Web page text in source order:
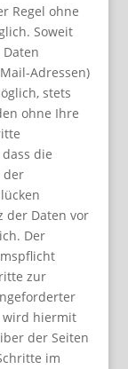
Regel ohne
Soweit
Adressen)
stets
ohne Ihre
die
der
der Daten vor
Der
zur
wird hiermit
der Seiten
im